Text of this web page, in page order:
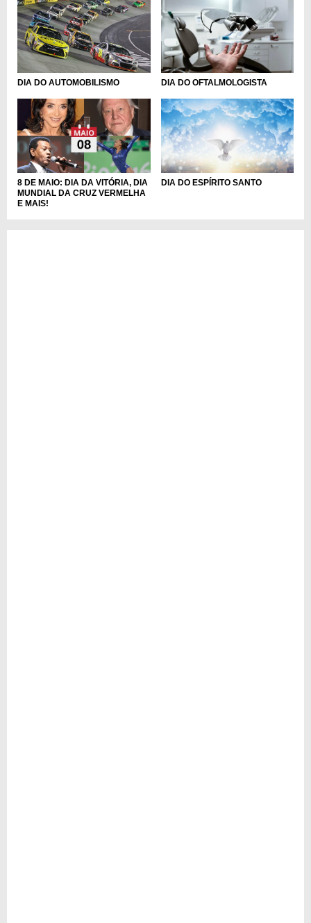
DIA DO AUTOMOBILISMO DIA DO OFTALMOLOGISTA
8 DE MAIO: DIA DA VITÓRIA, DIA
MUNDIAL DA CRUZ VERMELHA
E MAIS!
DIA DO ESPÍRITO SANTO